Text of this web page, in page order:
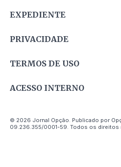
EXPEDIENTE
PRIVACIDADE
TERMOS DE USO
ACESSO INTERNO
© 2026 Jornal Opção. Publicado por
09.236.355/0001-59. Todos os direitos